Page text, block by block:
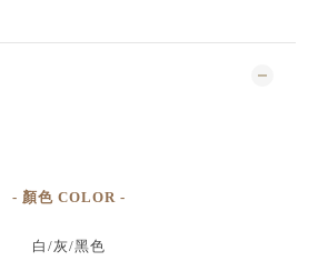
- 顏色 COLOR -
白/灰/黑色